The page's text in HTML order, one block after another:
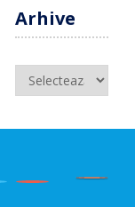
Arhive
Arhive